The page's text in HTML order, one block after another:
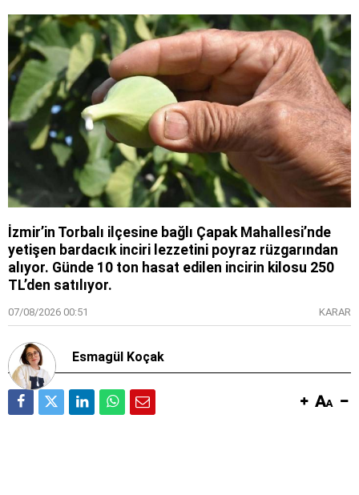
İzmir’in Torbalı ilçesine bağlı Çapak Mahallesi’nde
yetişen bardacık inciri lezzetini poyraz rüzgarından
alıyor. Günde 10 ton hasat edilen incirin kilosu 250
TL’den satılıyor.
07/08/2026 00:51 KARAR
Esmagül Koçak